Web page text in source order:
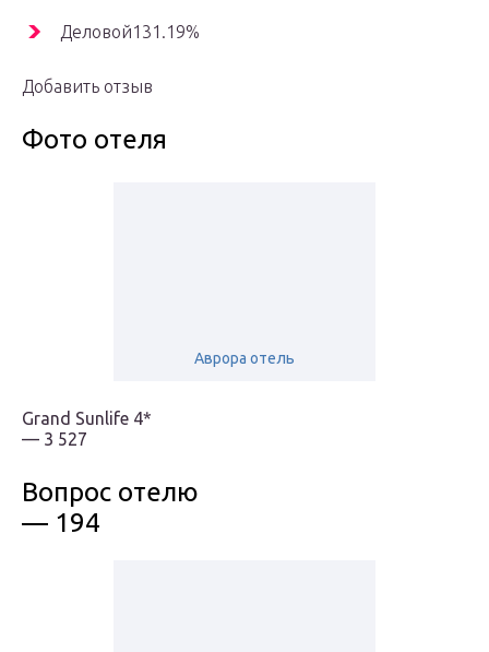
Деловой131.19%
Добавить отзыв
Фото отеля
Аврора отель
Grand Sunlife 4*
— 3 527
Вопрос отелю
— 194